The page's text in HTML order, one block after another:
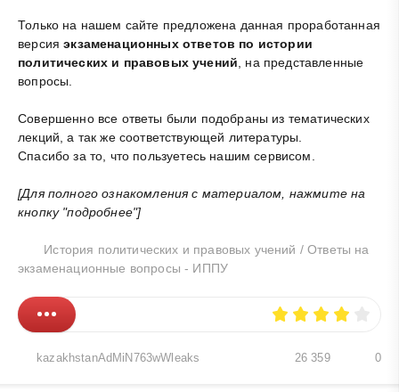
Только на нашем сайте предложена данная проработанная
версияэкзаменационных ответов по истории
политических и правовых учений, на представленные
вопросы.
Совершенно все ответы были подобраны из тематических
лекций, а так же соответствующей литературы.
Спасибо за то, что пользуетесь нашим сервисом.
[Для полного ознакомления с материалом, нажмите на
кнопку "подробнее"]
История политических и правовых учений /Ответы на
экзаменационные вопросы - ИППУ
kazakhstanAdMiN763wWleaks 0
26 359